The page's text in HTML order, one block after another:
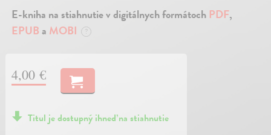
E-kniha na stiahnutie v digitálnych formátoch PDF,
EPUBa MOBI ?
4,00 €
Titul je dostupný ihneď na stiahnutie